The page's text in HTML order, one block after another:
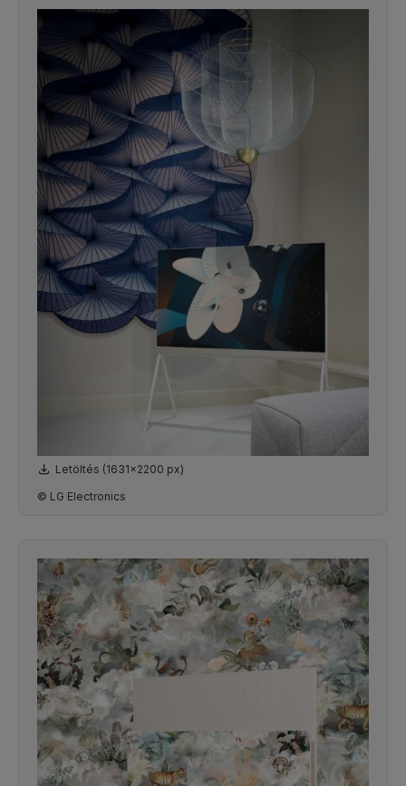
Letöltés (1631x2200 px)
© LG Electronics